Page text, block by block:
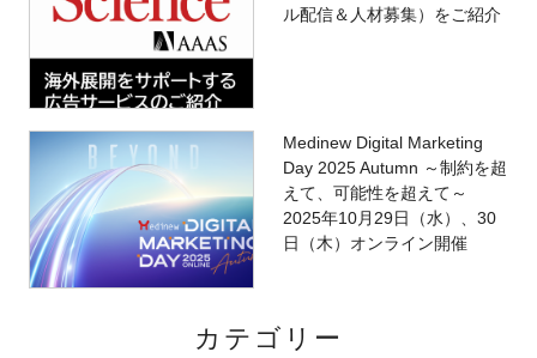
ル配信＆人材募集）をご紹介
Medinew Digital Marketing
Day 2025 Autumn ～制約を超
えて、可能性を超えて～
2025年10月29日（水）、30
日（木）オンライン開催
カテゴリー